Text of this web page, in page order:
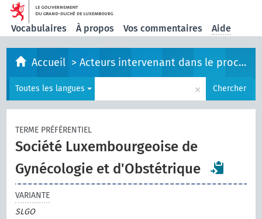
Vocabulaires À propos Vos commentaires Aide
Accueil >Acteurs intervenant dans le processus législatif
Toutes les langues × Chercher
TERME PRÉFÉRENTIEL
Société Luxembourgeoise de
Gynécologie et d'Obstétrique
VARIANTE
SLGO